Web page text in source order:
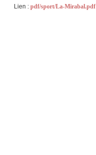
Lien : pdf/sport/La-Mirabal.pdf